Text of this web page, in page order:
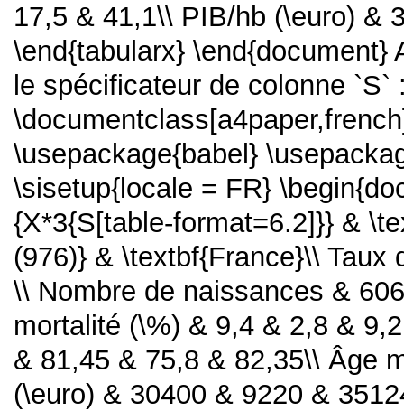
17,5 & 41,1\\ PIB/hb (\euro) &
\end{tabularx}
le spécificateur de colonne
\usepackage{babel}
\sisetup{locale = FR}
{X*3{S[table-format=6.2]}} &
(976)} & \textbf{France}\\
\\ Nombre de naissances &
mortalité (\%) & 9,4 & 2,8 &
& 81,45 & 75,8 & 82,35\\ Âge
(\euro) & 30400 & 9220 &